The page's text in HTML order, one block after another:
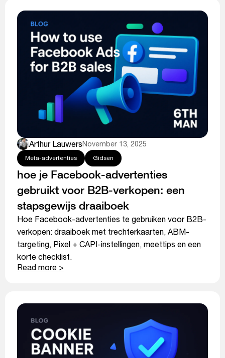
Arthur LauwersNovember 13, 2025
Meta-advertenties Gidsen
hoe je Facebook-advertenties
gebruikt voor B2B-verkopen: een
stapsgewijs draaiboek
Hoe Facebook-advertenties te gebruiken voor B2B-
verkopen: draaiboek met trechterkaarten, ABM-
targeting, Pixel + CAPI-instellingen, meettips en een
korte checklist.
Read more >